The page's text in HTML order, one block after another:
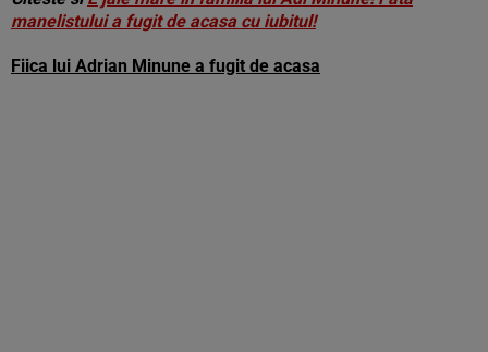
manelistului a fugit de acasa cu iubitul!
Fiica lui Adrian Minune a fugit de acasa